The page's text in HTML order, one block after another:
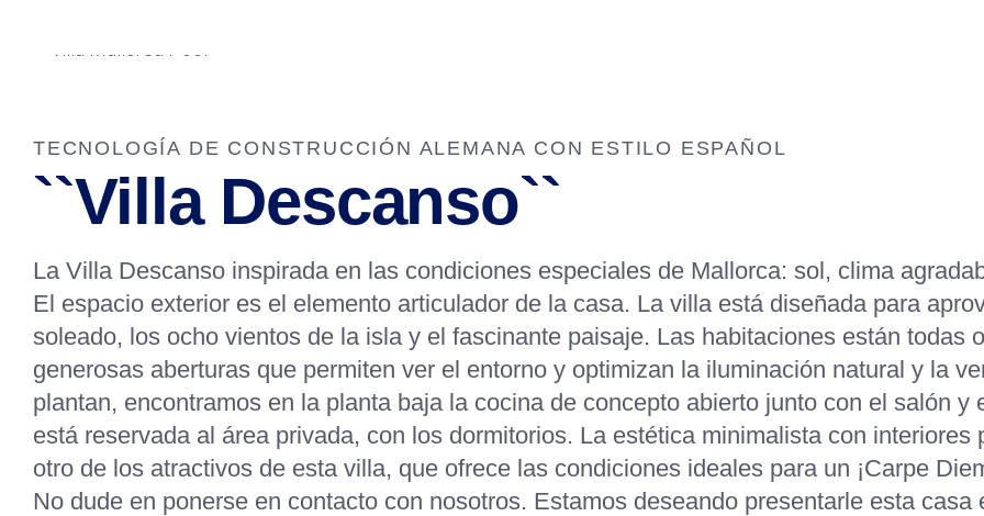
TECNOLOGÍA DE CONSTRUCCIÓN ALEMANA CON ESTILO ESPAÑOL
``Villa Descanso``
La Villa Descanso inspirada en las condiciones especiales de Mallorca: sol, clima
El espacio exterior es el elemento articulador de la casa. La villa está diseñada para
soleado, los ocho vientos de la isla y el fascinante paisaje. Las habitaciones están todas
generosas aberturas que permiten ver el entorno y optimizan la iluminación natural y la
plantan, encontramos en la planta baja la cocina de concepto abierto junto con el salón y
está reservada al área privada, con los dormitorios. La estética minimalista con interiores
otro de los atractivos de esta villa, que ofrece las condiciones ideales para un ¡Carpe
No dude en ponerse en contacto con nosotros. Estamos deseando presentarle esta casa